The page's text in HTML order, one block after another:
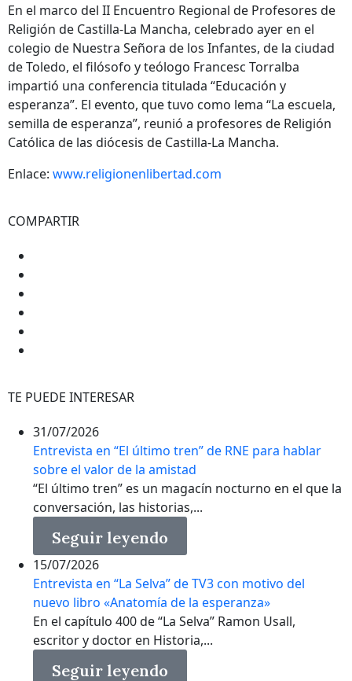
En el marco del II Encuentro Regional de Profesores de
Religión de Castilla-La Mancha, celebrado ayer en el
colegio de Nuestra Señora de los Infantes, de la ciudad
de Toledo, el filósofo y teólogo Francesc Torralba
impartió una conferencia titulada “Educación y
esperanza”. El evento, que tuvo como lema “La escuela,
semilla de esperanza”, reunió a profesores de Religión
Católica de las diócesis de Castilla-La Mancha.
Enlace: www.religionenlibertad.com
COMPARTIR
TE PUEDE INTERESAR
31/07/2026
Entrevista en “El último tren” de RNE para hablar
sobre el valor de la amistad
“El último tren” es un magacín nocturno en el que la
conversación, las historias,...
Seguir leyendo
15/07/2026
Entrevista en “La Selva” de TV3 con motivo del
nuevo libro «Anatomía de la esperanza»
En el capítulo 400 de “La Selva” Ramon Usall,
escritor y doctor en Historia,...
Seguir leyendo